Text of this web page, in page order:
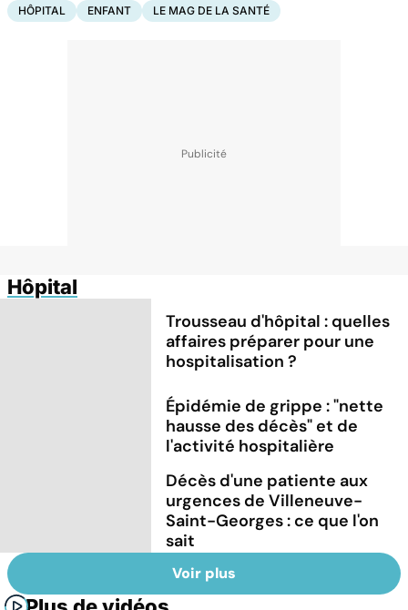
HÔPITAL ENFANT LE MAG DE LA SANTÉ
Hôpital
Trousseau d'hôpital : quelles
affaires préparer pour une
hospitalisation ?
Épidémie de grippe : "nette
hausse des décès" et de
l'activité hospitalière
Décès d'une patiente aux
urgences de Villeneuve-
Saint-Georges : ce que l'on
sait
Voir plus